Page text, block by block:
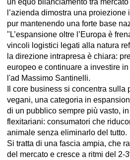
l’azienda dimostra una
pur mantenendo una forte base
"L’espansione oltre l’Europa è
vincoli logistici legati alla natura
la direzione intrapresa è chiara:
europeo e continuare a investire
l'ad Massimo Santinelli.
Il core business si concentra sulla
vegani, una categoria in
di un pubblico sempre più vasto,
flexitariani: consumatori che
animale senza eliminarlo del tutto.
Si tratta di una fascia ampia, che
del mercato e cresce a ritmi del 2-